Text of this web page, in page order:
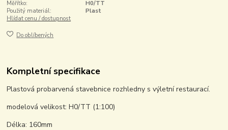
Měřítko:
H0/TT
Použitý materiál:
Plast
Hlídat cenu / dostupnost
Do oblíbených
Kompletní specifikace
Plastová probarvená stavebnice rozhledny s výletní restaurací.
modelová velikost: H0/TT (1:100)
Délka: 160mm